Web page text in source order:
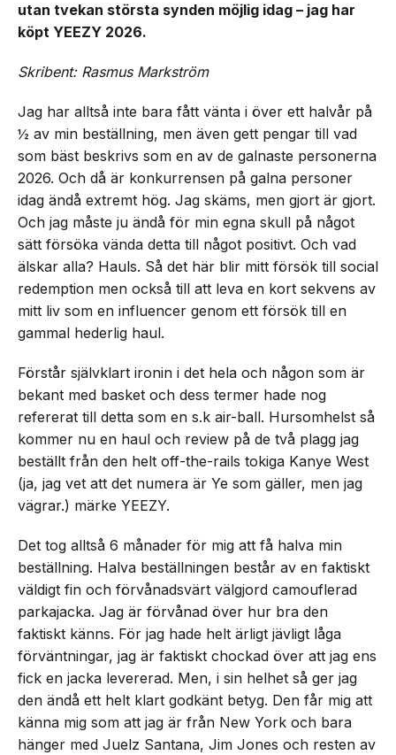
utan tvekan största synden möjlig idag – jag har
köpt YEEZY 2026.
Skribent: Rasmus Markström
Jag har alltså inte bara fått vänta i över ett halvår på
½ av min beställning, men även gett pengar till vad
som bäst beskrivs som en av de galnaste personerna
2026. Och då är konkurrensen på galna personer
idag ändå extremt hög. Jag skäms, men gjort är gjort.
Och jag måste ju ändå för min egna skull på något
sätt försöka vända detta till något positivt. Och vad
älskar alla? Hauls. Så det här blir mitt försök till social
redemption men också till att leva en kort sekvens av
mitt liv som en influencer genom ett försök till en
gammal hederlig haul.
Förstår självklart ironin i det hela och någon som är
bekant med basket och dess termer hade nog
refererat till detta som en s.k air-ball. Hursomhelst så
kommer nu en haul och review på de två plagg jag
beställt från den helt off-the-rails tokiga Kanye West
(ja, jag vet att det numera är Ye som gäller, men jag
vägrar.) märke YEEZY.
Det tog alltså 6 månader för mig att få halva min
beställning. Halva beställningen består av en faktiskt
väldigt fin och förvånadsvärt välgjord camouflerad
parkajacka. Jag är förvånad över hur bra den
faktiskt känns. För jag hade helt ärligt jävligt låga
förväntningar, jag är faktiskt chockad över att jag ens
fick en jacka levererad. Men, i sin helhet så ger jag
den ändå ett helt klart godkänt betyg. Den får mig att
känna mig som att jag är från New York och bara
hänger med Juelz Santana, Jim Jones och resten av